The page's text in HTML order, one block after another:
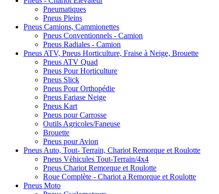
Pneumatiques
Pneus Pleins
Pneus Camions, Cammionettes
Pneus Conventionnels - Camion
Pneus Radiales - Camion
Pneus ATV, Pneus Horticulture, Fraise à Neige, Brouette
Pneus ATV Quad
Pneus Pour Horticulture
Pneus Slick
Pneus Pour Orthopédie
Pneus Fariase Neige
Pneus Kart
Pneus pour Carrosse
Outils Agricoles/Faneuse
Brouette
Pneus pour Avion
Pneus Auto, Tout- Terrain, Chariot Remorque et Roulotte
Pneus Vèhicules Tout-Terrain/4x4
Pneus Chariot Remorque et Roulotte
Roue Complète - Chariot a Remorque et Roulotte
Pneus Moto